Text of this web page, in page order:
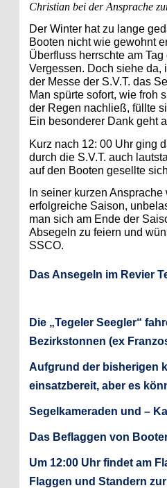
Christian bei der Ansprache
Der Winter hat zu lange
Booten nicht wie gewohnt
Überfluss herrschte am
Vergessen. Doch siehe da,
der Messe der S.V.T. das
Man spürte sofort, wie froh
der Regen nachließ, füllte
Ein besonderer Dank geht
Kurz nach 12: 00 Uhr ging
durch die S.V.T. auch
auf den Booten gesellte
In seiner kurzen
erfolgreiche Saison,
man sich am Ende der
Absegeln zu feiern und
SSCO.
Das Ansegeln im Revier
Die „Tegeler Seegler“
Bezirkstonnen (ex
Aufgrund der bisherigen
einsatzbereit, aber es
Segelkameraden und–
Das Beflaggen von
Um 12:00 Uhr findet am
Flaggen und Standern